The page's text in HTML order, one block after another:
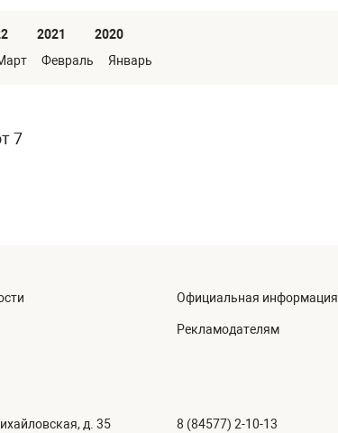
2021
2020
Февраль Январь
7
Официальная информация
Рекламодателям
д. 35 8 (84577) 2-10-13